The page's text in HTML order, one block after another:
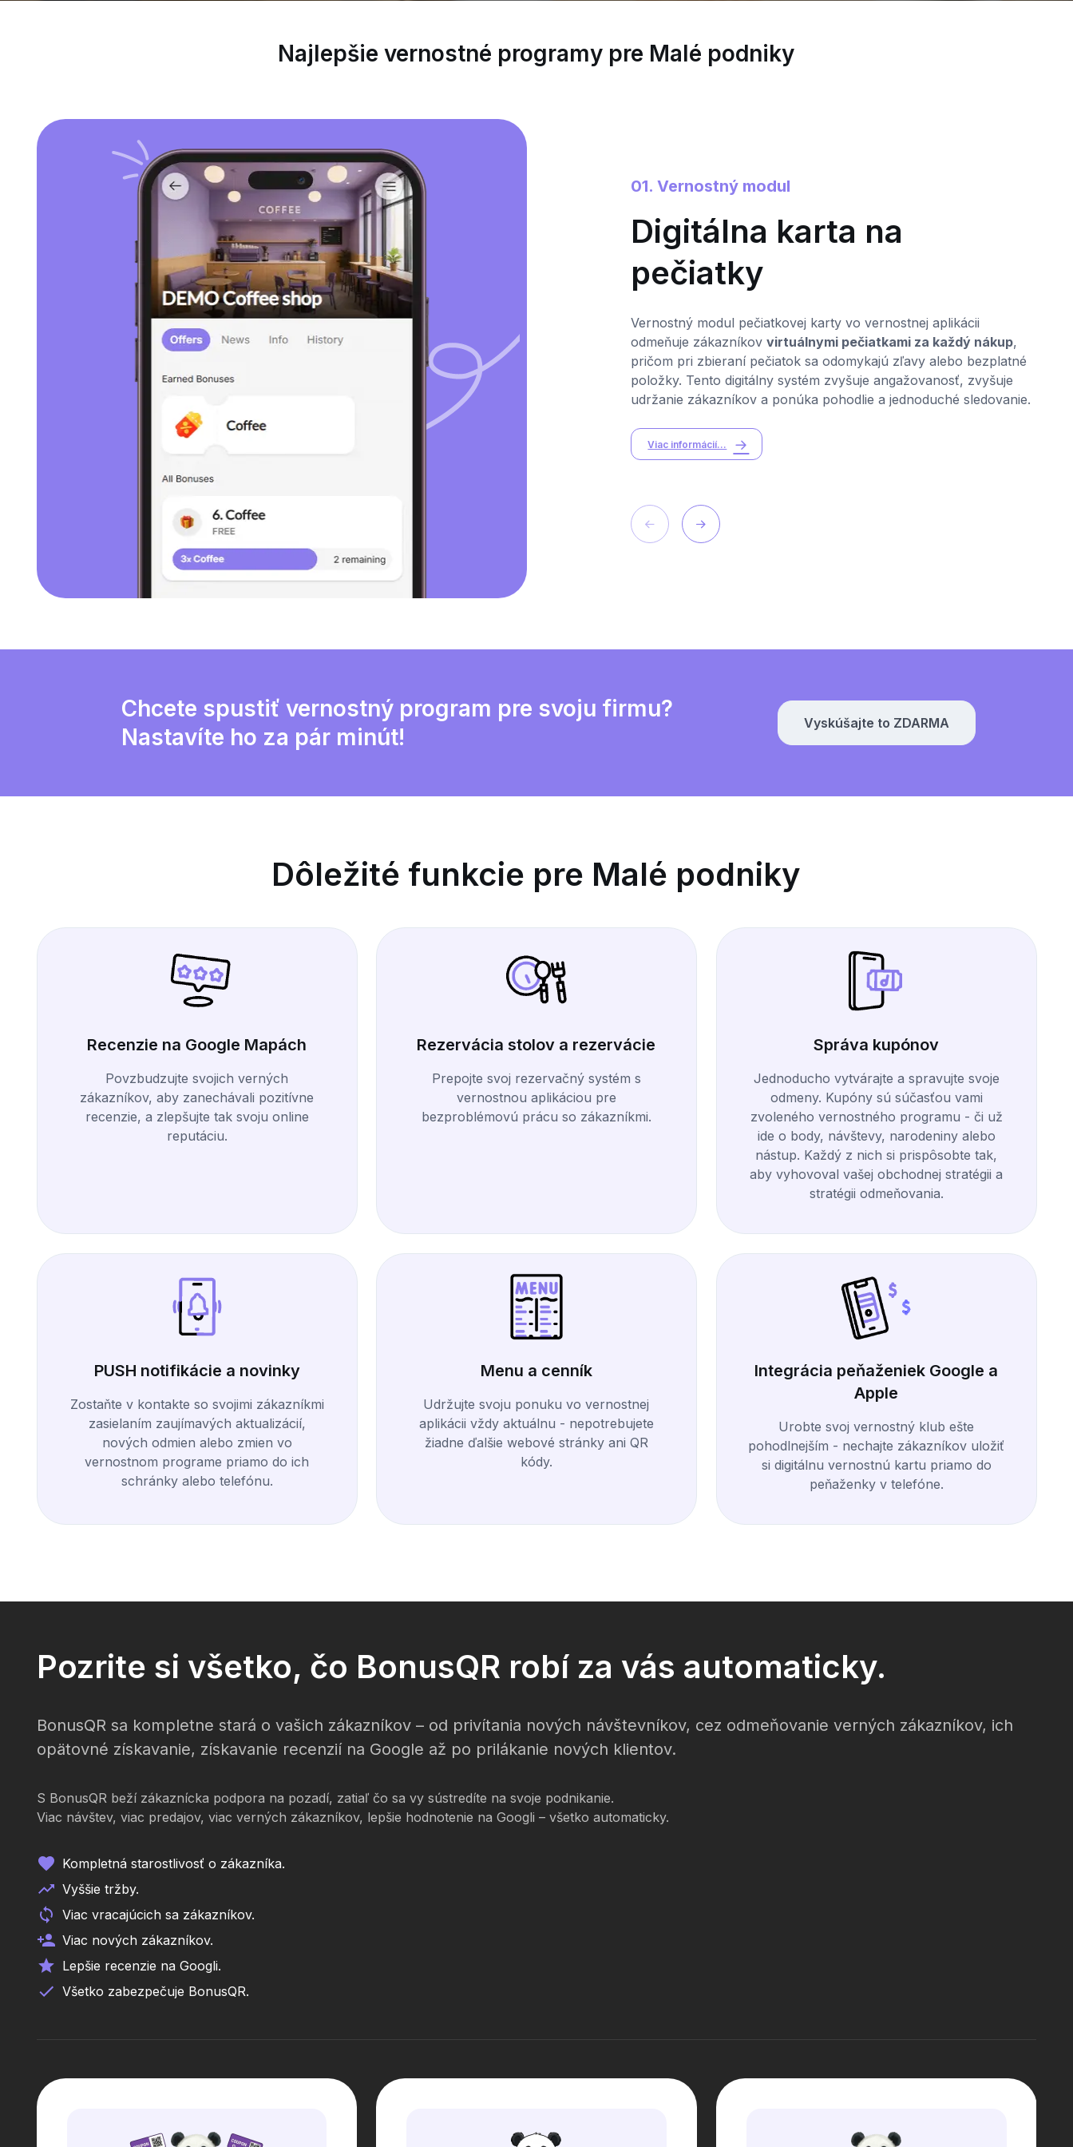
Najlepšie vernostné programy pre Malé podniky
01. Vernostný modul
Digitálna karta na
pečiatky
Vernostný modul pečiatkovej karty vo vernostnej aplikácii
odmeňuje zákazníkovvirtuálnymi pečiatkami za každý nákup,
pričom pri zbieraní pečiatok sa odomykajú zľavy alebo bezplatné
položky. Tento digitálny systém zvyšuje angažovanosť, zvyšuje
udržanie zákazníkov a ponúka pohodlie a jednoduché sledovanie.
Viac informácií...
Chcete spustiť vernostný program pre svoju firmu?
Nastavíte ho za pár minút!
Vyskúšajte to ZDARMA
Dôležité funkcie pre Malé podniky
Recenzie na Google Mapách
Povzbudzujte svojich verných
zákazníkov, aby zanechávali pozitívne
recenzie, a zlepšujte tak svoju online
reputáciu.
Rezervácia stolov a rezervácie
Prepojte svoj rezervačný systém s
vernostnou aplikáciou pre
bezproblémovú prácu so zákazníkmi.
Správa kupónov
Jednoducho vytvárajte a spravujte svoje
odmeny. Kupóny sú súčasťou vami
zvoleného vernostného programu - či už
ide o body, návštevy, narodeniny alebo
nástup. Každý z nich si prispôsobte tak,
aby vyhovoval vašej obchodnej stratégii a
stratégii odmeňovania.
PUSH notifikácie a novinky
Zostaňte v kontakte so svojimi zákazníkmi
zasielaním zaujímavých aktualizácií,
nových odmien alebo zmien vo
vernostnom programe priamo do ich
schránky alebo telefónu.
Menu a cenník
Udržujte svoju ponuku vo vernostnej
aplikácii vždy aktuálnu - nepotrebujete
žiadne ďalšie webové stránky ani QR
kódy.
Integrácia peňaženiek Google a
Apple
Urobte svoj vernostný klub ešte
pohodlnejším - nechajte zákazníkov uložiť
si digitálnu vernostnú kartu priamo do
peňaženky v telefóne.
Pozrite si všetko, čo BonusQR robí za vás automaticky.
BonusQR sa kompletne stará o vašich zákazníkov – od privítania nových návštevníkov, cez odmeňovanie verných zákazníkov, ich
opätovné získavanie, získavanie recenzií na Google až po prilákanie nových klientov.
S BonusQR beží zákaznícka podpora na pozadí, zatiaľ čo sa vy sústredíte na svoje podnikanie.
Viac návštev, viac predajov, viac verných zákazníkov, lepšie hodnotenie na Googli – všetko automaticky.
Kompletná starostlivosť o zákazníka.
Vyššie tržby.
Viac vracajúcich sa zákazníkov.
Viac nových zákazníkov.
Lepšie recenzie na Googli.
Všetko zabezpečuje BonusQR.